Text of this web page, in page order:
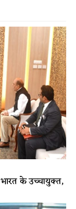
के उच्चायुक्त,